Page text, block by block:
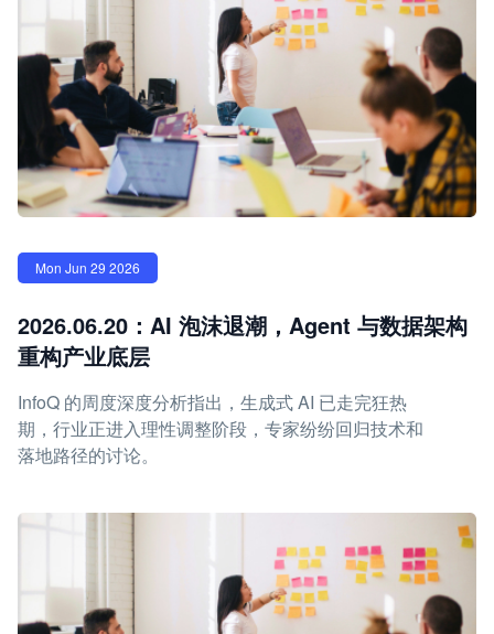
Mon Jun 29 2026
2026.06.20：AI 泡沫退潮，Agent 与数据架构
重构产业底层
InfoQ 的周度深度分析指出，生成式 AI 已走完狂热
期，行业正进入理性调整阶段，专家纷纷回归技术和
落地路径的讨论。